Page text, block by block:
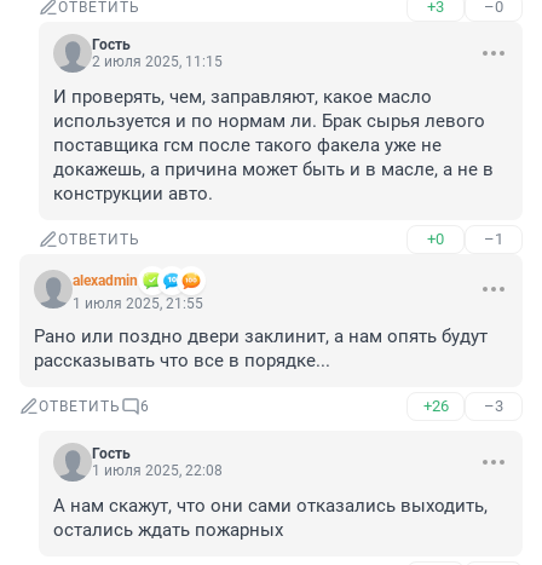
ОТВЕТИТЬ +3 –0
Гость
2 июля 2025, 11:15
И проверять, чем, заправляют, какое масло
используется и по нормам ли. Брак сырья левого
поставщика гсм после такого факела уже не
докажешь, а причина может быть и в масле, а не в
конструкции авто.
ОТВЕТИТЬ +0 –1
alexadmin
1 июля 2025, 21:55
Рано или поздно двери заклинит, а нам опять будут
рассказывать что все в порядке...
ОТВЕТИТЬ 6 +26 –3
Гость
1 июля 2025, 22:08
А нам скажут, что они сами отказались выходить,
остались ждать пожарных